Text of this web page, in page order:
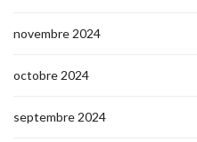
novembre 2024
octobre 2024
septembre 2024